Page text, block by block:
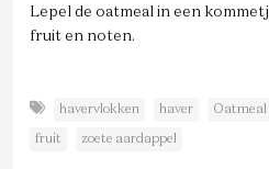
Lepel de oatmeal in een
fruit en noten.
havervlokken haver Oatmeal
fruit zoete aardappel